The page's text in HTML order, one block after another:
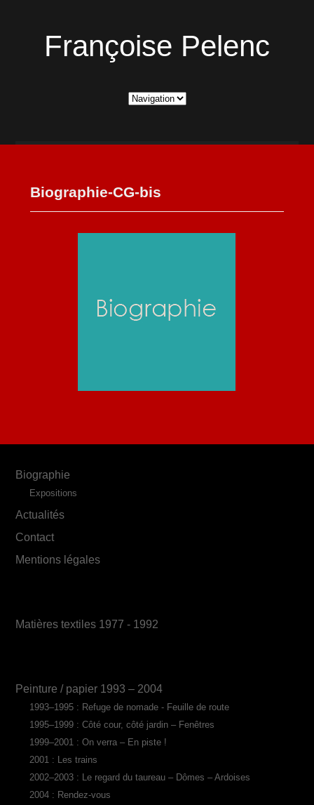
Françoise Pelenc
Biographie-CG-bis
Biographie
Expositions
Actualités
Contact
Mentions légales
Matières textiles 1977 - 1992
Peinture / papier 1993 – 2004
1993–1995 : Refuge de nomade - Feuille de route
1995–1999 : Côté cour, côté jardin – Fenêtres
1999–2001 : On verra – En piste !
2001 : Les trains
2002–2003 : Le regard du taureau – Dômes – Ardoises
2004 : Rendez-vous